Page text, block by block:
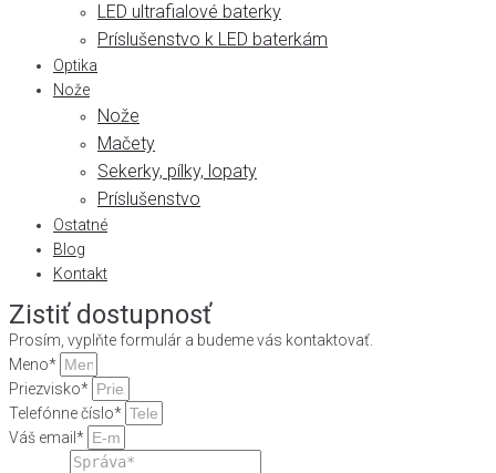
LED ultrafialové baterky
Príslušenstvo k LED baterkám
Optika
Nože
Nože
Mačety
Sekerky, pílky, lopaty
Príslušenstvo
Ostatné
Blog
Kontakt
Zistiť dostupnosť
Prosím, vyplňte formulár a budeme vás kontaktovať.
Meno*
Priezvisko*
Telefónne číslo*
Váš email*